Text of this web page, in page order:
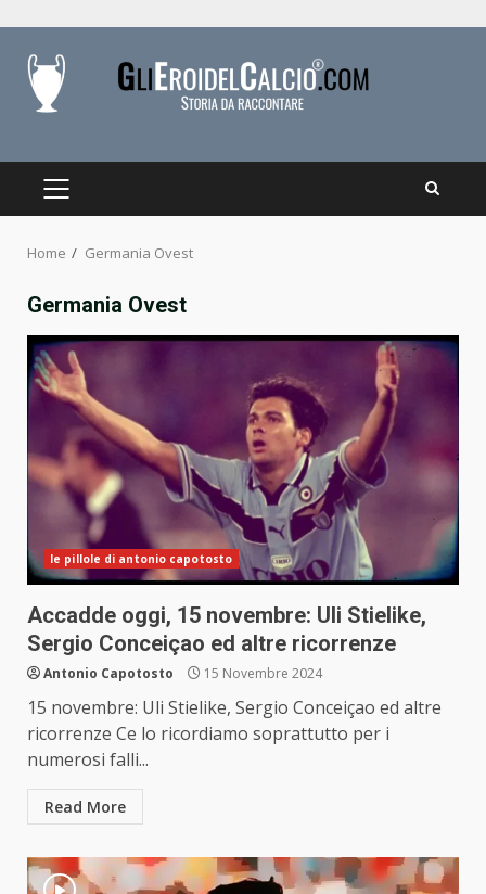
content
PRIMARY
Home Germania Ovest
Germania Ovest
le pillole di antonio capotosto
Accadde oggi, 15 novembre: Uli Stielike,
Sergio Conceiçao ed altre ricorrenze
Antonio Capotosto 15 Novembre 2024
15 novembre: Uli Stielike, Sergio Conceiçao ed altre
ricorrenze Ce lo ricordiamo soprattutto per i
numerosi falli...
Read More